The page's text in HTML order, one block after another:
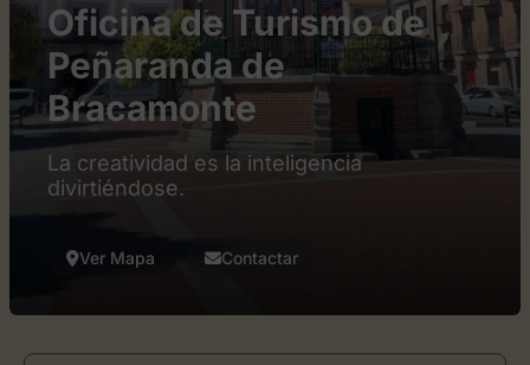
Oficina de Turismo de
Peñaranda de
Bracamonte
La creatividad es la inteligencia
divirtiéndose.
Ver Mapa Contactar